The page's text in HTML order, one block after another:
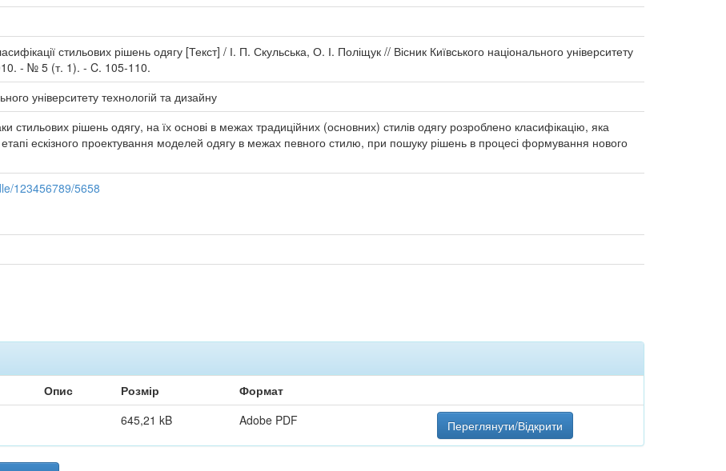
стильових рішень одягу [Текст] / І. П. Скульська, О. І. Поліщук // Вісник Київського національного університету
- № 5 (т. 1). - C. 105-110.
університету технологій та дизайну
стильових рішень одягу, на їх основі в межах традиційних (основних) стилів одягу розроблено класифікацію, яка
ескізного проектування моделей одягу в межах певного стилю, при пошуку рішень в процесі формування нового
123456789/5658
Опис Розмір
Формат
645,21 kB Adobe PDF Переглянути/Відкрити